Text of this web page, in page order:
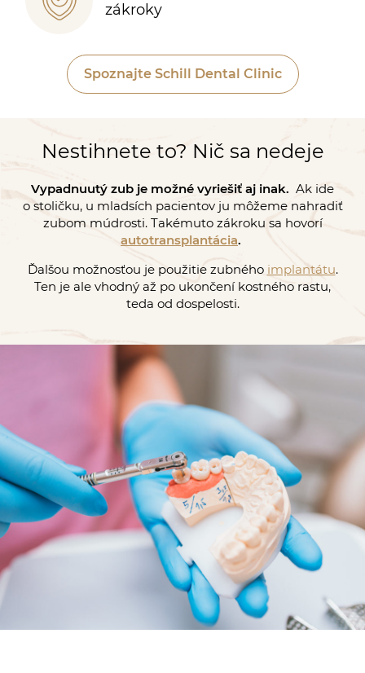
zákroky
Spoznajte Schill Dental Clinic
Nestihnete to? Nič sa nedeje
Vypadnuutý zub je možné vyriešiť aj inak. Ak ide
o stoličku, u mladsích pacientov ju môžeme nahradiť
zubom múdrosti. Takémuto zákroku sa hovorí
autotransplantácia.
Ďalšou možnosťou je použitie zubného implantátu.
Ten je ale vhodný až po ukončení kostného rastu,
teda od dospelosti.